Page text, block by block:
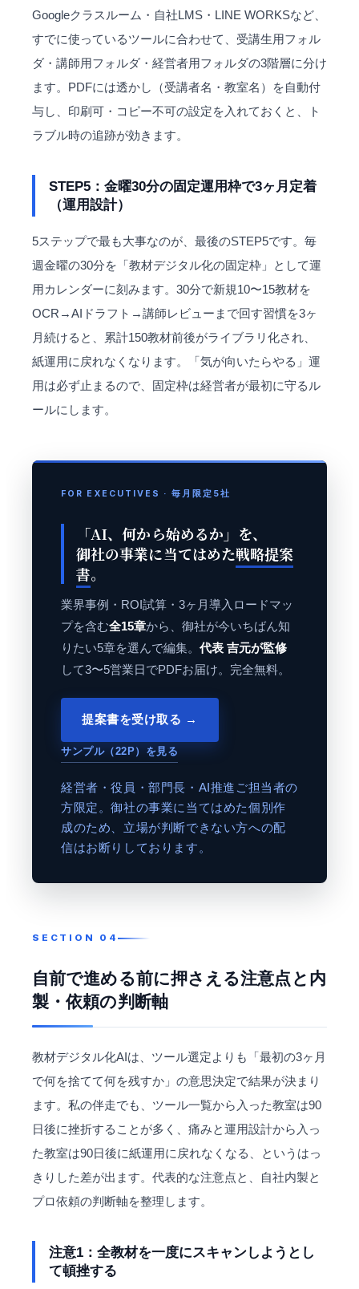
Googleクラスルーム・自社LMS・LINE WORKSなど、
すでに使っているツールに合わせて、受講生用フォル
ダ・講師用フォルダ・経営者用フォルダの3階層に分け
ます。PDFには透かし（受講者名・教室名）を自動付
与し、印刷可・コピー不可の設定を入れておくと、ト
ラブル時の追跡が効きます。
STEP5：金曜30分の固定運用枠で3ヶ月定着
（運用設計）
5ステップで最も大事なのが、最後のSTEP5です。毎
週金曜の30分を「教材デジタル化の固定枠」として運
用カレンダーに刻みます。30分で新規10〜15教材を
OCR→AIドラフト→講師レビューまで回す習慣を3ヶ
月続けると、累計150教材前後がライブラリ化され、
紙運用に戻れなくなります。「気が向いたらやる」運
用は必ず止まるので、固定枠は経営者が最初に守るル
ールにします。
FOR EXECUTIVES · 毎月限定5社
「AI、何から始めるか」を、
御社の事業に当てはめた戦略提案
書。
業界事例・ROI試算・3ヶ月導入ロードマッ
プを含む全15章から、御社が今いちばん知
りたい5章を選んで編集。 代表 吉元が監修
して3〜5営業日でPDFお届け。完全無料。
提案書を受け取る →
サンプル（22P）を見る
経営者・役員・部門長・AI推進ご担当者の
方限定。御社の事業に当てはめた個別作
成のため、立場が判断できない方への配
信はお断りしております。
自前で進める前に押さえる注意点と内
製・依頼の判断軸
教材デジタル化AIは、ツール選定よりも「最初の3ヶ月
で何を捨てて何を残すか」の意思決定で結果が決まり
ます。私の伴走でも、ツール一覧から入った教室は90
日後に挫折することが多く、痛みと運用設計から入っ
た教室は90日後に紙運用に戻れなくなる、というはっ
きりした差が出ます。代表的な注意点と、自社内製と
プロ依頼の判断軸を整理します。
注意1：全教材を一度にスキャンしようとし
て頓挫する